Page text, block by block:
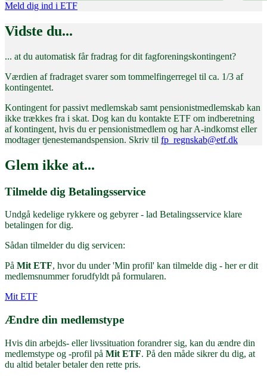
Meld dig ind i ETF
Vidste du...
... at du automatisk får fradrag for dit fagforeningskontingent?
Værdien af fradraget svarer som tommelfingerregel til ca. 1/3 af
kontingentet.
Kontingent for passivt medlemskab samt pensionistmedlemskab kan
ikke trækkes fra i skat. Dog kan du kontakte ETF om indberetning
af kontingent, hvis du er pensionistmedlem og har A-indkomst eller
modtager tjenestemandspension. Skriv til fp_regnskab@etf.dk
Glem ikke at...
Tilmelde dig Betalingsservice
Undgå kedelige rykkere og gebyrer - lad Betalingsservice klare
betalingen for dig.
Sådan tilmelder du dig servicen:
På Mit ETF, hvor du under 'Min profil' kan tilmelde dig - her er dit
medlemsnummer forudfyldt på formularen.
Mit ETF
Ændre din medlemstype
Hvis din arbejds- eller livssituation forandrer sig, kan du ændre din
medlemstype og -profil på Mit ETF. På den måde sikrer du dig, at
du altid betaler betaler den rette pris.